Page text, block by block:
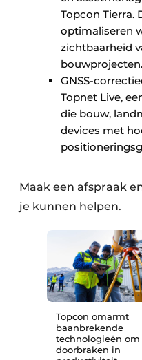
Topcon Tierra.
optimaliseren
zichtbaarheid
bouwprojecten.
GNSS-
Topnet Live,
die bouw,
devices met
Maak een afspraak
je kunnen helpen.
Topcon omarmt
baanbrekende
technologieën om
doorbraken in